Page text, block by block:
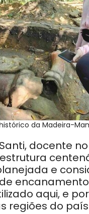
da Madeira-
docente
e
aqui, e
regiões do